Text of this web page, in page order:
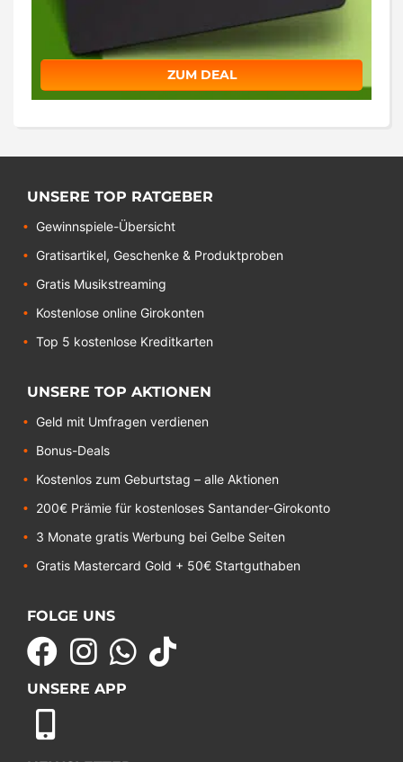
ZUM DEAL
UNSERE TOP RATGEBER
Gewinnspiele-Übersicht
Gratisartikel, Geschenke & Produktproben
Gratis Musikstreaming
Kostenlose online Girokonten
Top 5 kostenlose Kreditkarten
UNSERE TOP AKTIONEN
Geld mit Umfragen verdienen
Bonus-Deals
Kostenlos zum Geburtstag – alle Aktionen
200€ Prämie für kostenloses Santander-Girokonto
3 Monate gratis Werbung bei Gelbe Seiten
Gratis Mastercard Gold + 50€ Startguthaben
FOLGE UNS
UNSERE APP